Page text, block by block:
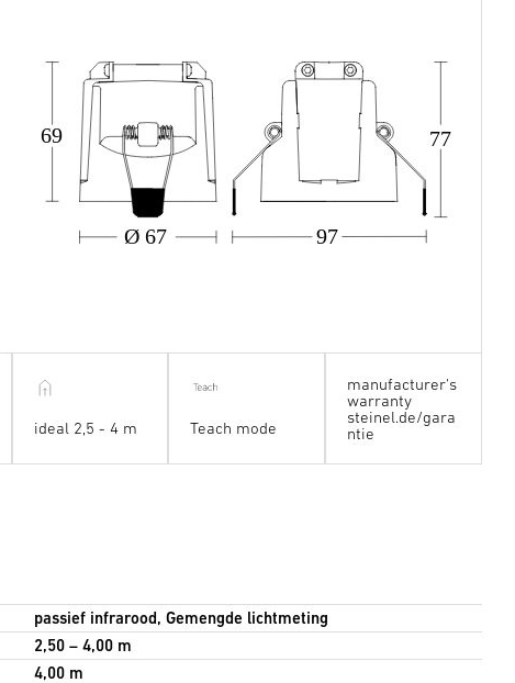
Ø 67 97
69 77
ideal 2,5 - 4 m Teach mode
manufacturer's
warranty
steinel.de/gara
ntie
passief infrarood, Gemengde lichtmeting
2,50 – 4,00 m
4,00 m